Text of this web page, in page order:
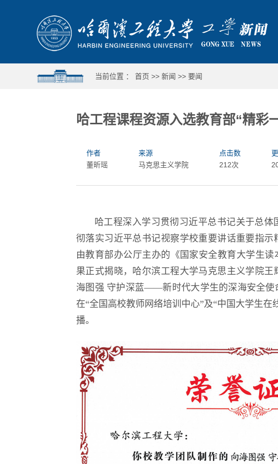
当前位置 ： 首页 >> 新闻 >> 要闻
哈工程课程资源入选教育部“精彩
作者
董昕瑶
来源
马克思主义学院
点击数
212次
哈工程深入学习贯彻习近平总书记关于总
彻落实习近平总书记视察学校重要讲话重要指示
由教育部办公厅主办的《国家安全教育大学生
果正式揭晓，哈尔滨工程大学马克思主义学院
海图强 守护深蓝——新时代大学生的深海安全使
在“全国高校教师网络培训中心”及“中国大学生
播。
运动全覆盖 人人皆出彩
7国15校